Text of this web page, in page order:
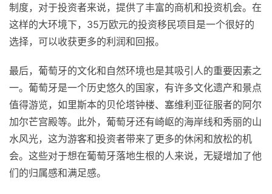
制度，对于投资者来说，提供了丰富的商机和投资机会。在
这样的大环境下，35万欧元的投资移民项目是一个很好的
选择，可以收获更多的利润和回报。
最后，葡萄牙的文化和自然环境也是其吸引人的重要因素之
一。葡萄牙是一个历史悠久的国家，有许多文化遗产和景点
值得游览，如里斯本的贝伦塔钟楼、塞维利亚征服者的阿尔
加尔芒宫殿等。此外，葡萄牙还有崎岖的海岸线和秀丽的山
水风光，这为游客和投资者带来了更多的休闲和放松的机
会。这些对于想在葡萄牙落地生根的人来说，无疑增加了他
们的归属感和满足感。